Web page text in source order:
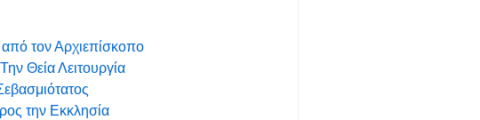
από τον Αρχιεπίσκοπο
Θεία Λειτουργία
την Εκκλησία